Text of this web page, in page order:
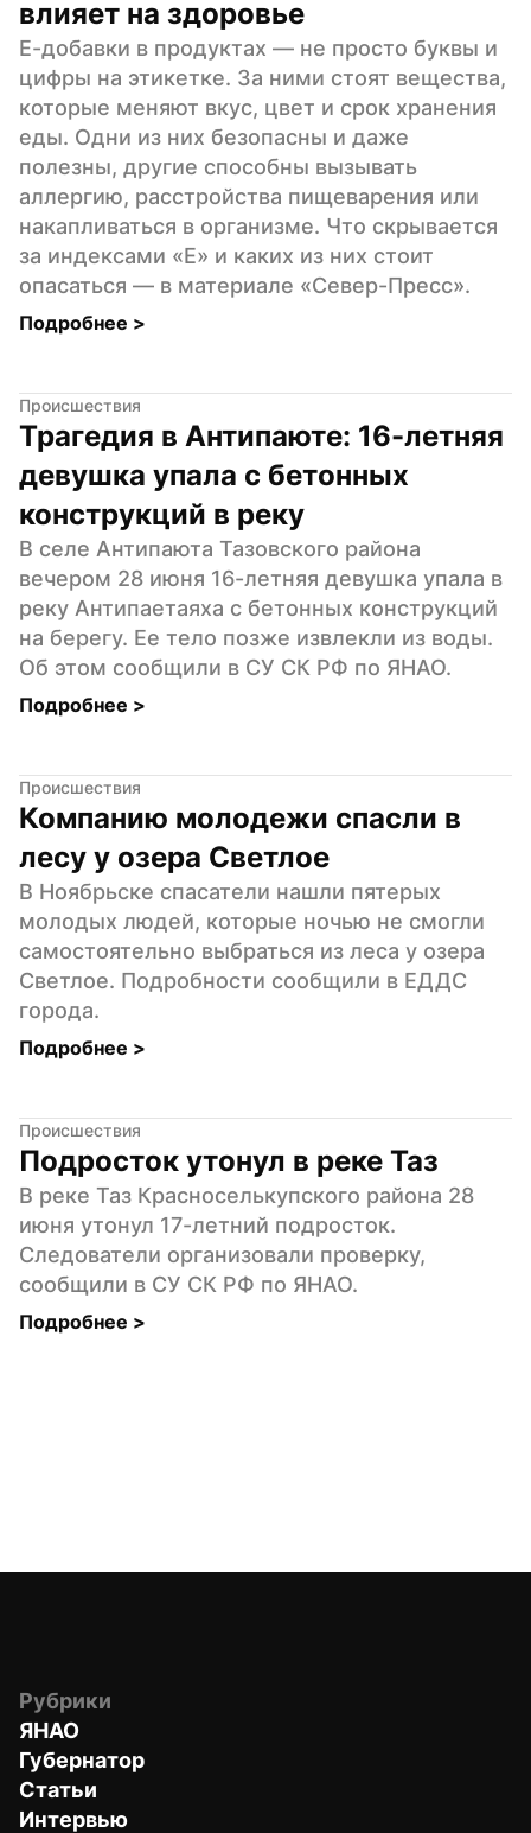
влияет на здоровье
Е-добавки в продуктах — не просто буквы и
цифры на этикетке. За ними стоят вещества,
которые меняют вкус, цвет и срок хранения
еды. Одни из них безопасны и даже
полезны, другие способны вызывать
аллергию, расстройства пищеварения или
накапливаться в организме. Что скрывается
за индексами «Е» и каких из них стоит
опасаться — в материале «Север-Пресс».
Подробнее >
Происшествия
Трагедия в Антипаюте: 16-летняя
девушка упала с бетонных
конструкций в реку
В селе Антипаюта Тазовского района
вечером 28 июня 16-летняя девушка упала в
реку Антипаетаяха с бетонных конструкций
на берегу. Ее тело позже извлекли из воды.
Об этом сообщили в СУ СК РФ по ЯНАО.
Подробнее >
Происшествия
Компанию молодежи спасли в
лесу у озера Светлое
В Ноябрьске спасатели нашли пятерых
молодых людей, которые ночью не смогли
самостоятельно выбраться из леса у озера
Светлое. Подробности сообщили в ЕДДС
города.
Подробнее >
Происшествия
Подросток утонул в реке Таз
В реке Таз Красноселькупского района 28
июня утонул 17-летний подросток.
Следователи организовали проверку,
сообщили в СУ СК РФ по ЯНАО.
Подробнее >
Рубрики
ЯНАО
Губернатор
Статьи
Интервью